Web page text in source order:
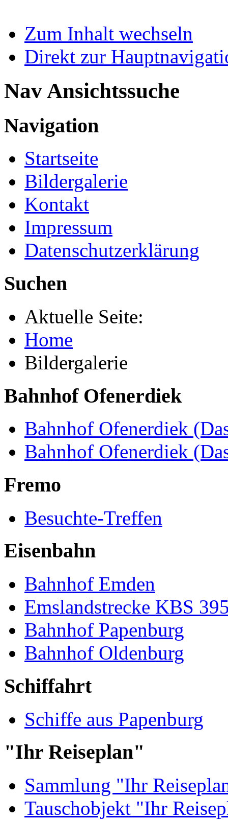
Zum Inhalt wechseln
Direkt zur
Nav Ansichtssuche
Navigation
Startseite
Bildergalerie
Kontakt
Impressum
Datenschutzerklärung
Suchen
Aktuelle Seite:
Home
Bildergalerie
Bahnhof Ofenerdiek
Bahnhof Ofenerdiek
Bahnhof Ofenerdiek
Fremo
Besuchte-Treffen
Eisenbahn
Bahnhof Emden
Emslandstrecke KBS
Bahnhof Papenburg
Bahnhof Oldenburg
Schiffahrt
Schiffe aus Papenburg
"Ihr Reiseplan"
Sammlung "Ihr
Tauschobjekt "Ihr